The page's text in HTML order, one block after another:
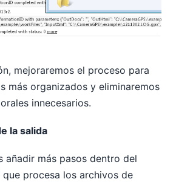
mejoraremos el proceso para
más organizados y eliminaremos
innecesarios.
la salida
añadir más pasos dentro del
procesa los archivos de